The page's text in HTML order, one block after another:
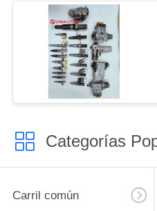
Categorías
Carril común